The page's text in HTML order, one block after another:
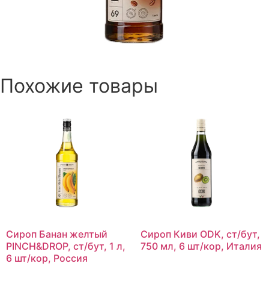
Похожие товары
Сироп Банан желтый
PINCH&DROP, ст/бут, 1 л,
6 шт/кор, Россия
Сироп Киви ODK, ст/бут,
750 мл, 6 шт/кор, Италия